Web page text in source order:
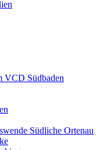
VCD Südbaden
Südliche Ortenau